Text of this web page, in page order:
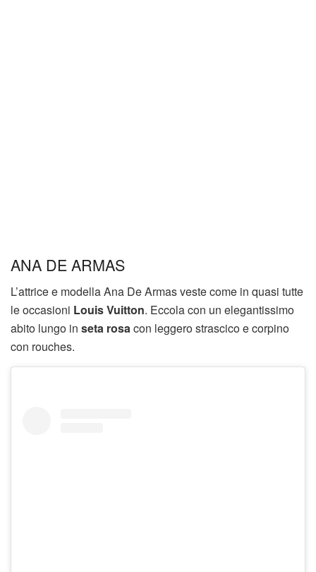
ANA DE ARMAS
L’attrice e modella Ana De Armas veste come in quasi tutte
le occasioni Louis Vuitton. Eccola con un elegantissimo
abito lungo in seta rosacon leggero strascico e corpino
con rouches.